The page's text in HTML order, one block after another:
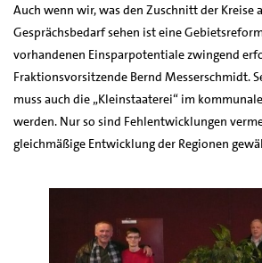
Auch wenn wir, was den Zuschnitt der Kreise
Gesprächsbedarf sehen ist eine
vorhandenen Einsparpotentiale zwingend
Fraktionsvorsitzende Bernd Messerschmidt.
muss auch die „Kleinstaaterei“ im
werden. Nur so sind Fehlentwicklungen
gleichmäßige Entwicklung der Regionen